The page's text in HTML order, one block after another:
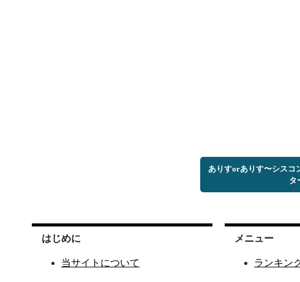
ありすorありす〜シスコ
タ
はじめに
当サイトについて
メニュー
ランキン